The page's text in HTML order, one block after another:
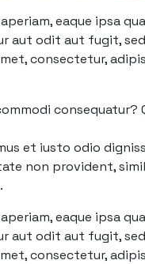
eaque ipsa
aut odit aut fugit,
consectetur,
consequatur?
et iusto odio
non provident,
eaque ipsa
aut odit aut fugit,
consectetur,